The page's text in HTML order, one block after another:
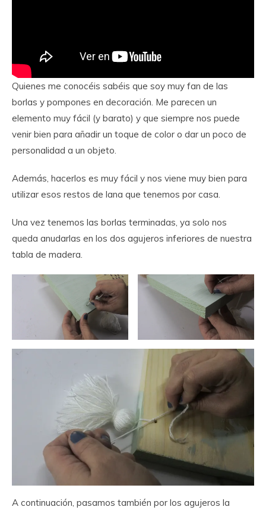
Quienes me conocéis sabéis que soy muy fan de las
borlas y pompones en decoración. Me parecen un
elemento muy fácil (y barato) y que siempre nos puede
venir bien para añadir un toque de color o dar un poco de
personalidad a un objeto.
Además, hacerlos es muy fácil y nos viene muy bien para
utilizar esos restos de lana que tenemos por casa.
Una vez tenemos las borlas terminadas, ya solo nos
queda anudarlas en los dos agujeros inferiores de nuestra
tabla de madera.
A continuación, pasamos también por los agujeros la